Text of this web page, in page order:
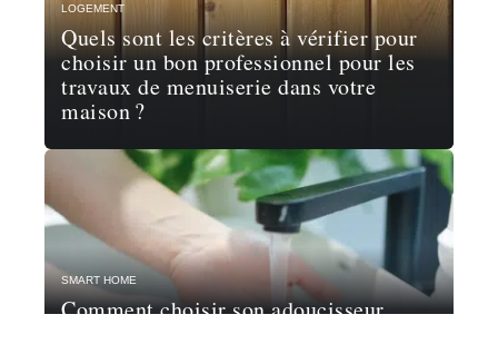
LOGEMENT
Quels sont les critères à vérifier pour
choisir un bon professionnel pour les
travaux de menuiserie dans votre
maison ?
SMART HOME
Comment choisir son adoucisseur